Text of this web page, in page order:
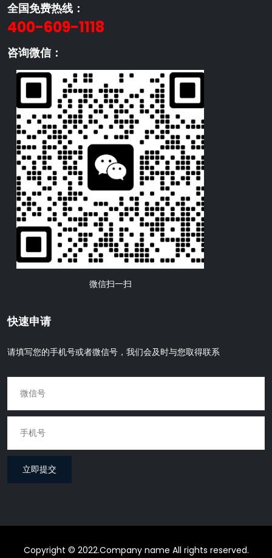
全国免费热线：
400-609-1118
咨询微信：
微信扫一扫
快速申请
请填写您的手机号或者微信号，我们会及时与您取得联系
立即提交
Copyright © 2022.Company name All rights reserved.